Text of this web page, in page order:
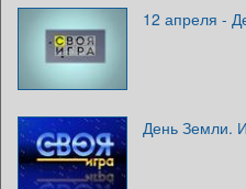
12 апреля -
День Земли.